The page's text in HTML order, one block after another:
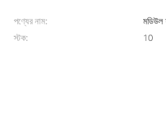
পণ্যের নাম:
মডিউল
স্টক:
10